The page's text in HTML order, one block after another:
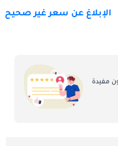
الإبلاغ عن سعر غير صحيح
مفيدة